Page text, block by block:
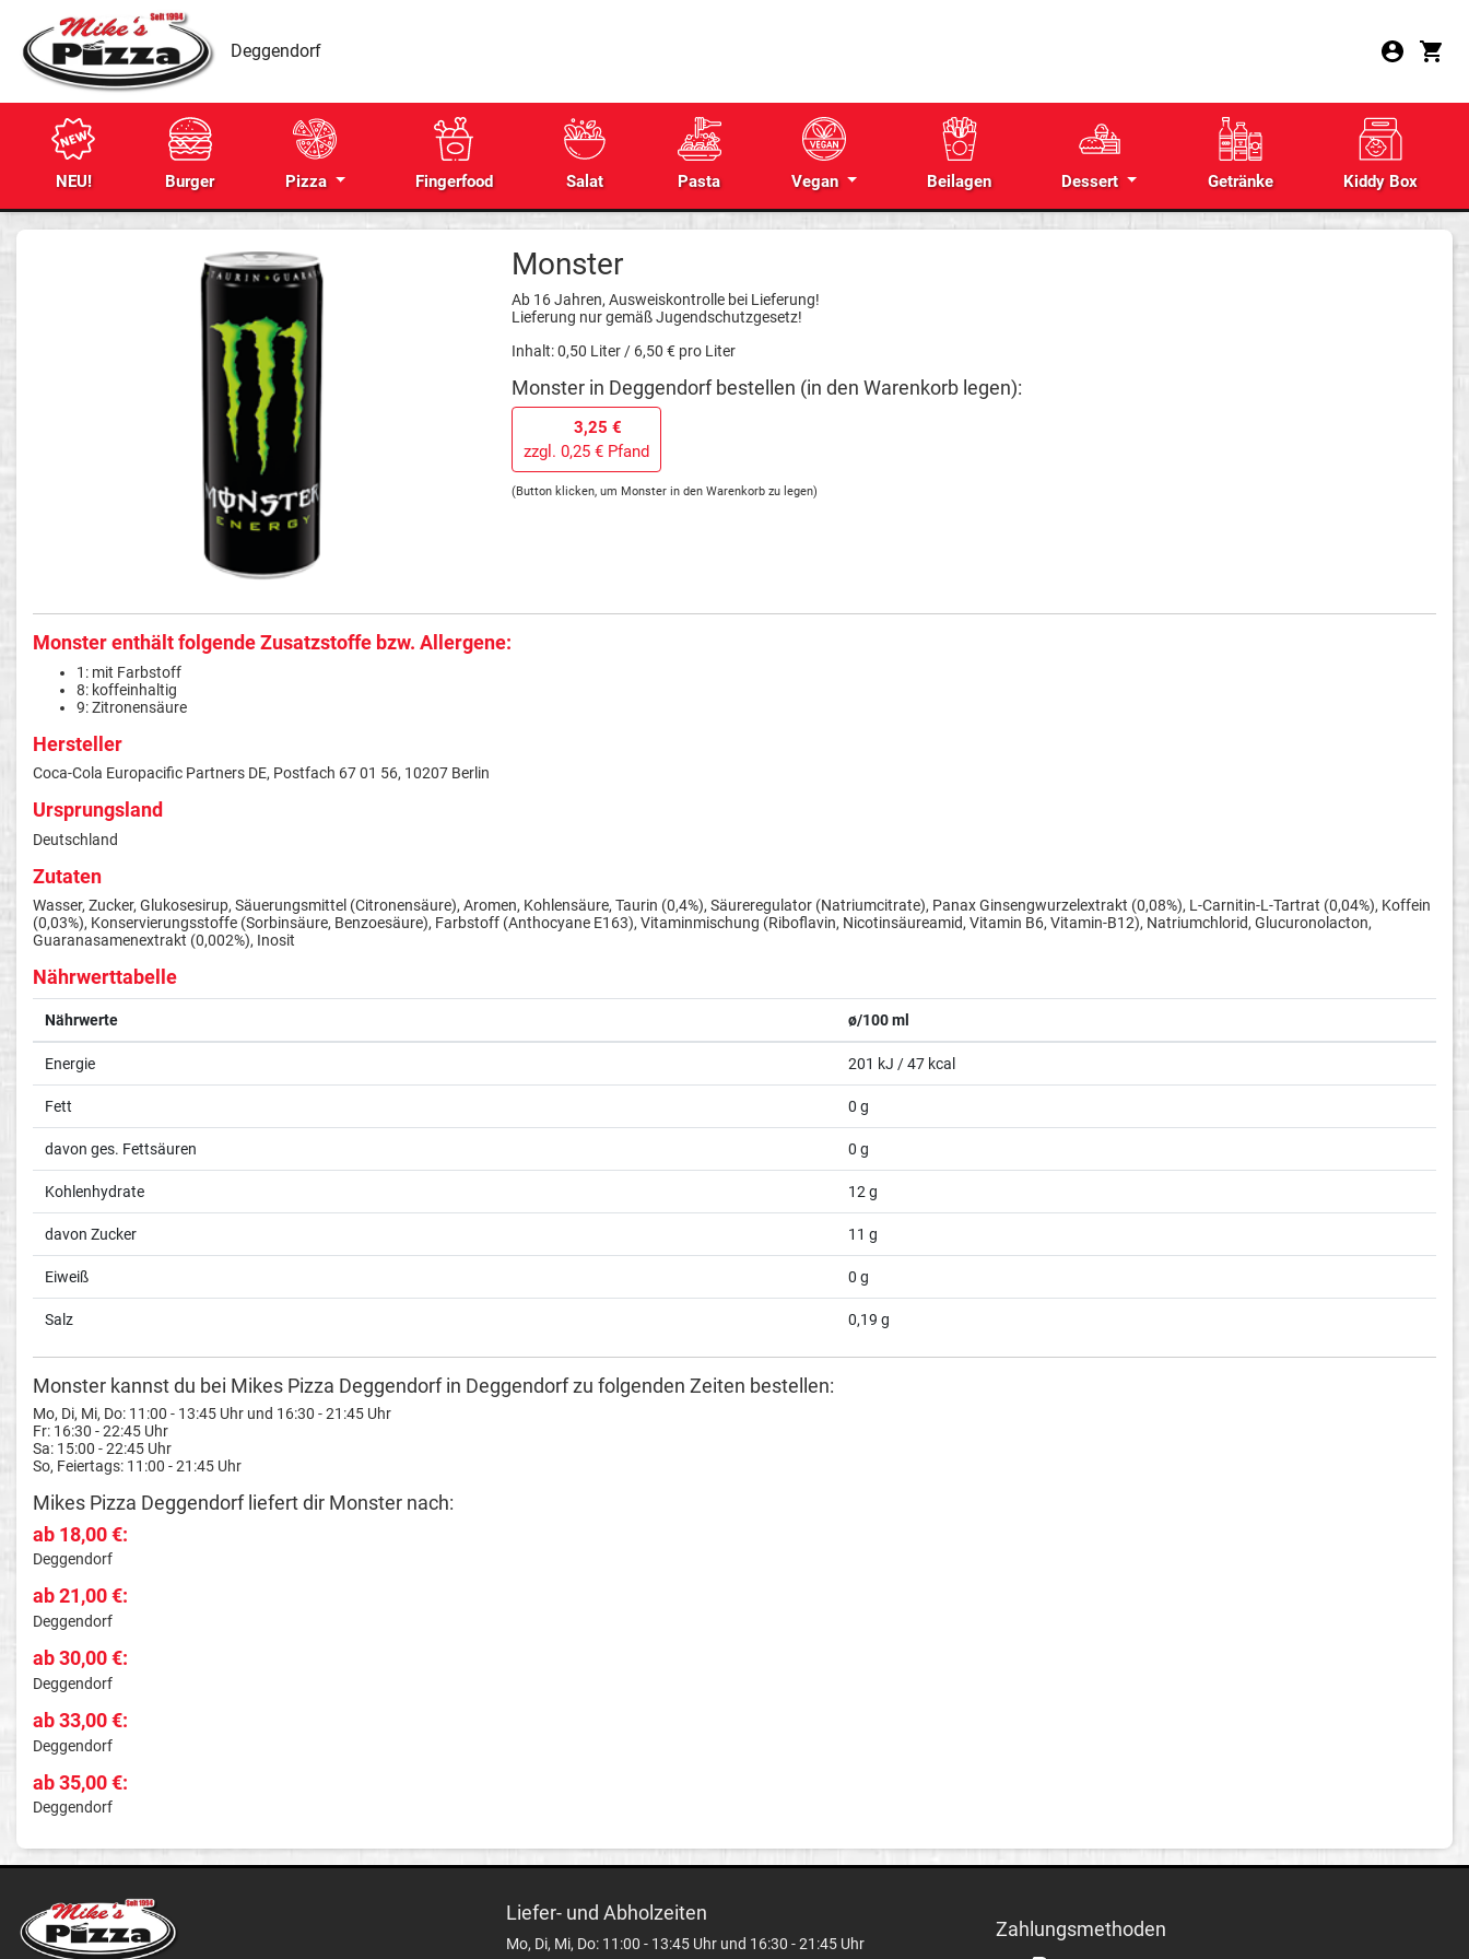
Deggendorf
NEU! Burger Pizza Fingerfood Salat Pasta Vegan Beilagen Dessert Getränke Kiddy Box
Monster
Ab 16 Jahren, Ausweiskontrolle bei Lieferung!
Lieferung nur gemäß Jugendschutzgesetz!
Inhalt: 0,50 Liter / 6,50 € pro Liter
Monster in Deggendorf bestellen (in den Warenkorb legen):
3,25 €
zzgl. 0,25 € Pfand
(Button klicken, um Monster in den Warenkorb zu legen)
Monster enthält folgende Zusatzstoffe bzw. Allergene:
1: mit Farbstoff
8: koffeinhaltig
9: Zitronensäure
Hersteller
Coca-Cola Europacific Partners DE, Postfach 67 01 56, 10207 Berlin
Ursprungsland
Deutschland
Zutaten
Wasser, Zucker, Glukosesirup, Säuerungsmittel (Citronensäure), Aromen, Kohlensäure, Taurin (0,4%), Säureregulator (Natriumcitrate), Panax Ginsengwurzelextrakt (0,08%), L-Carnitin-L-Tartrat (0,04%), Koffein
(0,03%), Konservierungsstoffe (Sorbinsäure, Benzoesäure), Farbstoff (Anthocyane E163), Vitaminmischung (Riboflavin, Nicotinsäureamid, Vitamin B6, Vitamin-B12), Natriumchlorid, Glucuronolacton,
Guaranasamenextrakt (0,002%), Inosit
Nährwerttabelle
Nährwerte ø/100 ml
Energie 201 kJ / 47 kcal
Fett 0 g
davon ges. Fettsäuren 0 g
Kohlenhydrate 12 g
davon Zucker 11 g
Eiweiß 0 g
Salz 0,19 g
Monster kannst du bei Mikes Pizza Deggendorf in Deggendorf zu folgenden Zeiten bestellen:
Mo, Di, Mi, Do: 11:00 - 13:45 Uhr und 16:30 - 21:45 Uhr
Fr: 16:30 - 22:45 Uhr
Sa: 15:00 - 22:45 Uhr
So, Feiertags: 11:00 - 21:45 Uhr
Mikes Pizza Deggendorf liefert dir Monster nach:
ab 18,00 €:
Deggendorf
ab 21,00 €:
Deggendorf
ab 30,00 €:
Deggendorf
ab 33,00 €:
Deggendorf
ab 35,00 €:
Deggendorf
Liefer- und Abholzeiten
Mo, Di, Mi, Do: 11:00 - 13:45 Uhr und 16:30 - 21:45 Uhr
Zahlungsmethoden